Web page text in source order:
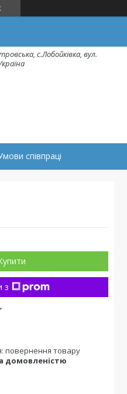
с.Лобойківка, вул.
співпраці
з
повернення товару
домовленістю